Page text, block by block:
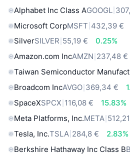
Alphabet Inc Class AGOOGL
Microsoft CorpMSFT 432,39 €
SilverSILVER 55,19 €
0.25%
Amazon.com IncAMZN 237,48 €
Taiwan Semiconductor
Broadcom IncAVGO 369,34 €
SpaceXSPCX 116,08 €
15.83%
Meta Platforms, Inc.META
Tesla, Inc.TSLA 284,8 €
2.83%
Berkshire Hathaway Inc Class B